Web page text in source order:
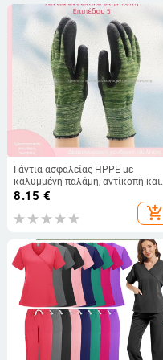
Γάντια ασφαλείας HPPE με
καλυμμένη παλάμη, αντίκοπή και
γρατσουνιών, ανθεκτικά στη
ολόκληρου του χεριού, επένδυση
8.15 €
add_shopping_cart